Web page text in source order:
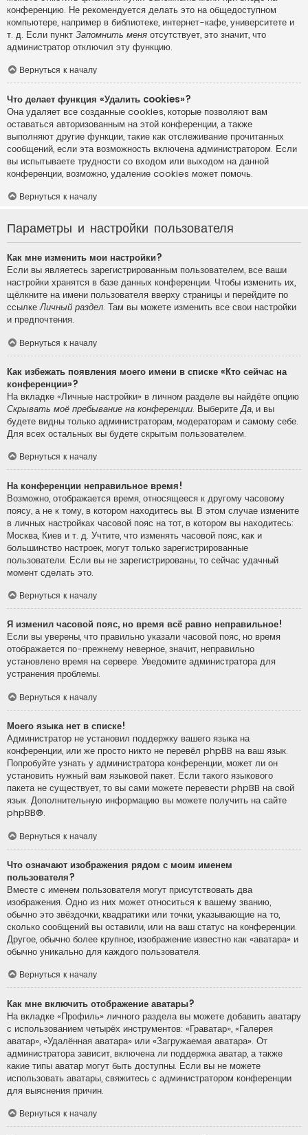
конференцию. Не рекомендуется делать это на общедоступном
компьютере, например в библиотеке, интернет-кафе, университете и
т. д. Если пункт Запомнить меня отсутствует, это значит, что
администратор отключил эту функцию.
Вернуться к началу
Что делает функция «Удалить cookies»?
Она удаляет все созданные cookies, которые позволяют вам
оставаться авторизованным на этой конференции, а также
выполняют другие функции, такие как отслеживание прочитанных
сообщений, если эта возможность включена администратором. Если
вы испытываете трудности со входом или выходом на данной
конференции, возможно, удаление cookies может помочь.
Вернуться к началу
Параметры и настройки пользователя
Как мне изменить мои настройки?
Если вы являетесь зарегистрированным пользователем, все ваши
настройки хранятся в базе данных конференции. Чтобы изменить их,
щёлкните на имени пользователя вверху страницы и перейдите по
ссылкеЛичный раздел. Там вы можете изменить все свои настройки
и предпочтения.
Вернуться к началу
Как избежать появления моего имени в списке «Кто сейчас на
конференции»?
На вкладке «Личные настройки» в личном разделе вы найдёте опцию
Скрывать моё пребывание на конференции. ВыберитеДа, и вы
будете видны только администраторам, модераторам и самому себе.
Для всех остальных вы будете скрытым пользователем.
Вернуться к началу
На конференции неправильное время!
Возможно, отображается время, относящееся к другому часовому
поясу, а не к тому, в котором находитесь вы. В этом случае измените
в личных настройках часовой пояс на тот, в котором вы находитесь:
Москва, Киев и т. д. Учтите, что изменять часовой пояс, как и
большинство настроек, могут только зарегистрированные
пользователи. Если вы не зарегистрированы, то сейчас удачный
момент сделать это.
Вернуться к началу
Я изменил часовой пояс, но время всё равно неправильное!
Если вы уверены, что правильно указали часовой пояс, но время
отображается по-прежнему неверное, значит, неправильно
установлено время на сервере. Уведомите администратора для
устранения проблемы.
Вернуться к началу
Моего языка нет в списке!
Администратор не установил поддержку вашего языка на
конференции, или же просто никто не перевёл phpBB на ваш язык.
Попробуйте узнать у администратора конференции, может ли он
установить нужный вам языковой пакет. Если такого языкового
пакета не существует, то вы сами можете перевести phpBB на свой
язык. Дополнительную информацию вы можете получить на сайте
phpBB®.
Вернуться к началу
Что означают изображения рядом с моим именем
пользователя?
Вместе с именем пользователя могут присутствовать два
изображения. Одно из них может относиться к вашему званию,
обычно это звёздочки, квадратики или точки, указывающие на то,
сколько сообщений вы оставили, или на ваш статус на конференции.
Другое, обычно более крупное, изображение известно как «аватара» и
обычно уникально для каждого пользователя.
Вернуться к началу
Как мне включить отображение аватары?
На вкладке «Профиль» личного раздела вы можете добавить аватару
с использованием четырёх инструментов: «Граватар», «Галерея
аватар», «Удалённая аватара» или «Загружаемая аватара». От
администратора зависит, включена ли поддержка аватар, а также
какие типы аватар могут быть доступны. Если вы не можете
использовать аватары, свяжитесь с администратором конференции
для выяснения причин.
Вернуться к началу